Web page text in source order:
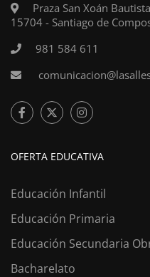
Praza San Xoán
15704 - Santiago de
981 584 611
OFERTA EDUCATIVA
Educación Infantil
Educación Primaria
Educación Secundaria
Bacharelato